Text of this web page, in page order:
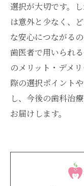
選択が大切です。
は意外と少なく、
な安心につながる
歯医者で用いられ
のメリット・デメ
際の選択ポイント
し、今後の歯科治
お届けします。